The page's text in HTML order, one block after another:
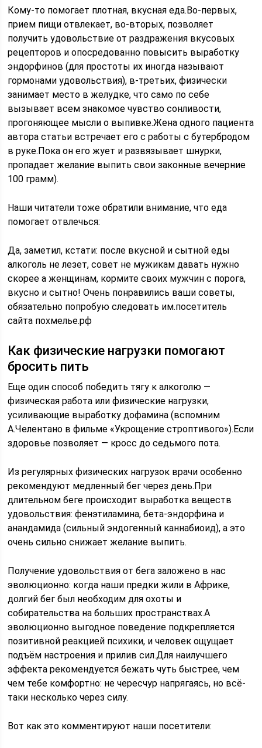
Кому-то помогает плотная, вкусная еда.Во-первых,
прием пищи отвлекает, во-вторых, позволяет
получить удовольствие от раздражения вкусовых
рецепторов и опосредованно повысить выработку
эндорфинов (для простоты их иногда называют
гормонами удовольствия), в-третьих, физически
занимает место в желудке, что само по себе
вызывает всем знакомое чувство сонливости,
прогоняющее мысли о выпивке.Жена одного пациента
автора статьи встречает его с работы с бутербродом
в руке.Пока он его жует и развязывает шнурки,
пропадает желание выпить свои законные вечерние
100 грамм).
Наши читатели тоже обратили внимание, что еда
помогает отвлечься:
Да, заметил, кстати: после вкусной и сытной еды
алкоголь не лезет, совет не мужикам давать нужно
скорее а женщинам, кормите своих мужчин с порога,
вкусно и сытно! Очень понравились ваши советы,
обязательно попробую следовать им.посетитель
сайта похмелье.рф
Как физические нагрузки помогают
бросить пить
Еще один способ победить тягу к алкоголю —
физическая работа или физические нагрузки,
усиливающие выработку дофамина (вспомним
А.Челентано в фильме «Укрощение строптивого»).Если
здоровье позволяет — кросс до седьмого пота.
Из регулярных физических нагрузок врачи особенно
рекомендуют медленный бег через день.При
длительном беге происходит выработка веществ
удовольствия: фенэтиламина, бета-эндорфина и
анандамида (сильный эндогенный каннабиоид), а это
очень сильно снижает желание выпить.
Получение удовольствия от бега заложено в нас
эволюционно: когда наши предки жили в Африке,
долгий бег был необходим для охоты и
собирательства на больших пространствах.А
эволюционно выгодное поведение подкрепляется
позитивной реакцией психики, и человек ощущает
подъём настроения и прилив сил.Для наилучшего
эффекта рекомендуется бежать чуть быстрее, чем
чем тебе комфортно: не чересчур напрягаясь, но всё-
таки несколько через силу.
Вот как это комментируют наши посетители: